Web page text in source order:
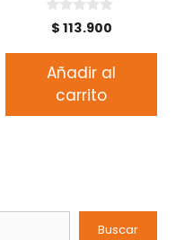
0
d$ 113.900
Añadir al
carrito
Buscar